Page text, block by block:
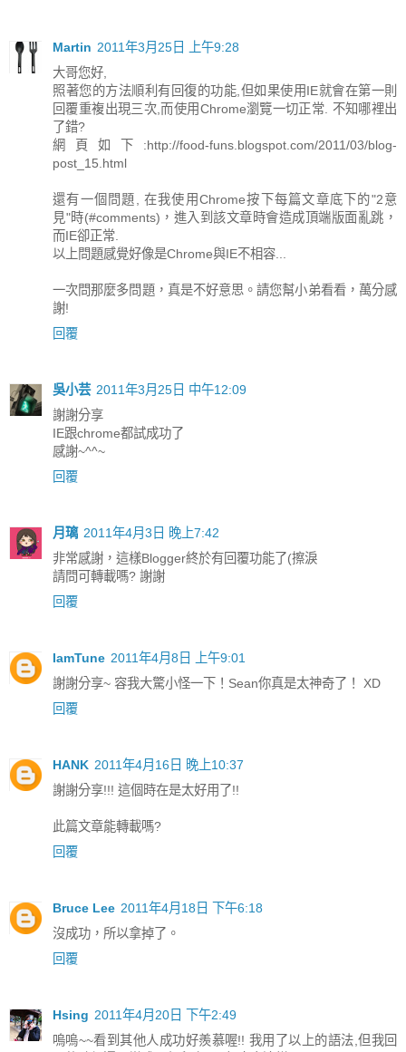
Martin 2011年3月25日 上午9:28
大哥您好,
照著您的方法順利有回復的功能,但如果使用IE就會在第一則
回覆重複出現三次,而使用Chrome瀏覽一切正常. 不知哪裡出
了錯?
網頁如下:http://food-funs.blogspot.com/2011/03/blog-
post_15.html
還有一個問題, 在我使用Chrome按下每篇文章底下的"2意
見"時(#comments)，進入到該文章時會造成頂端版面亂跳，
而IE卻正常.
以上問題感覺好像是Chrome與IE不相容...
一次問那麼多問題，真是不好意思。請您幫小弟看看，萬分感
謝!
回覆
吳小芸 2011年3月25日 中午12:09
謝謝分享
IE跟chrome都試成功了
感謝~^^~
回覆
月璃 2011年4月3日 晚上7:42
非常感謝，這樣Blogger終於有回覆功能了(擦淚
請問可轉載嗎? 謝謝
回覆
IamTune 2011年4月8日 上午9:01
謝謝分享~ 容我大驚小怪一下！Sean你真是太神奇了！ XD
回覆
HANK 2011年4月16日 晚上10:37
謝謝分享!!! 這個時在是太好用了!!
此篇文章能轉載嗎?
回覆
Bruce Lee 2011年4月18日 下午6:18
沒成功，所以拿掉了。
回覆
Hsing 2011年4月20日 下午2:49
嗚嗚~~看到其他人成功好羨慕喔!! 我用了以上的語法,但我回